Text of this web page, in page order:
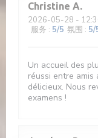
Christine A
2026-05-28 -
服务 : 5/5 氛围 : 5/
Un accueil des
réussi entre amis
délicieux. Nous
examens !